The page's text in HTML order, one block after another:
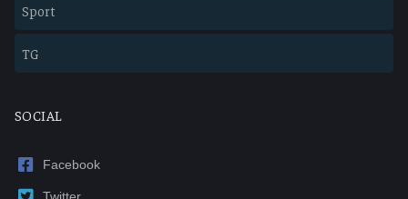
Sport
TG
SOCIAL
Facebook
Twitter